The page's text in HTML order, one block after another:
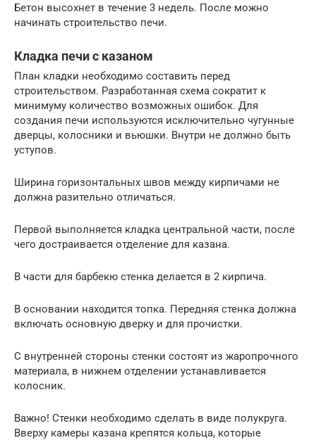
Бетон высохнет в течение 3 недель. После можно
начинать строительство печи.
Кладка печи с казаном
План кладки необходимо составить перед
строительством. Разработанная схема сократит к
минимуму количество возможных ошибок. Для
создания печи используются исключительно чугунные
дверцы, колосники и вьюшки. Внутри не должно быть
уступов.
Ширина горизонтальных швов между кирпичами не
должна разительно отличаться.
Первой выполняется кладка центральной части, после
чего достраивается отделение для казана.
В части для барбекю стенка делается в 2 кирпича.
В основании находится топка. Передняя стенка должна
включать основную дверку и для прочистки.
С внутренней стороны стенки состоят из жаропрочного
материала, в нижнем отделении устанавливается
колосник.
Важно! Стенки необходимо сделать в виде полукруга.
Вверху камеры казана крепятся кольца, которые